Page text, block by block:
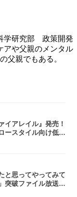
学研究部 政策開発
アや父親のメンタル
父親でもある。
イアレイル』発売！
ースタイル向け低型
と思ってやってみて
突破ファイル放送で